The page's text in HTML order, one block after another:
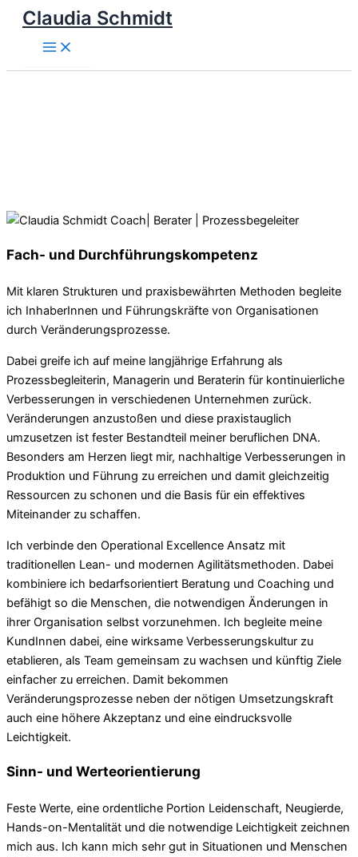
Zum
springen
Claudia Schmidt
Main
Menu
Fach- und Durchführungskompetenz
Mit klaren Strukturen und praxisbewährten Methoden begleite
ich InhaberInnen und Führungskräfte von Organisationen
durch Veränderungsprozesse.
Dabei greife ich auf meine langjährige Erfahrung als
Prozessbegleiterin, Managerin und Beraterin für kontinuierliche
Verbesserungen in verschiedenen Unternehmen zurück.
Veränderungen anzustoßen und diese praxistauglich
umzusetzen ist fester Bestandteil meiner beruflichen DNA.
Besonders am Herzen liegt mir, nachhaltige Verbesserungen in
Produktion und Führung zu erreichen und damit gleichzeitig
Ressourcen zu schonen und die Basis für ein effektives
Miteinander zu schaffen.
Ich verbinde den Operational Excellence Ansatz mit
traditionellen Lean- und modernen Agilitätsmethoden. Dabei
kombiniere ich bedarfsorientiert Beratung und Coaching und
befähigt so die Menschen, die notwendigen Änderungen in
ihrer Organisation selbst vorzunehmen. Ich begleite meine
KundInnen dabei, eine wirksame Verbesserungskultur zu
etablieren, als Team gemeinsam zu wachsen und künftig Ziele
einfacher zu erreichen. Damit bekommen
Veränderungsprozesse neben der nötigen Umsetzungskraft
auch eine höhere Akzeptanz und eine eindrucksvolle
Leichtigkeit.
Sinn- und Werteorientierung
Feste Werte, eine ordentliche Portion Leidenschaft, Neugierde,
Hands-on-Mentalität und die notwendige Leichtigkeit zeichnen
mich aus. Ich kann mich sehr gut in Situationen und Menschen